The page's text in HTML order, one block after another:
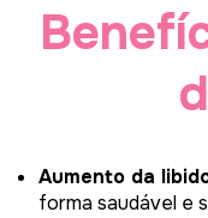
Aumento da
forma saudável e